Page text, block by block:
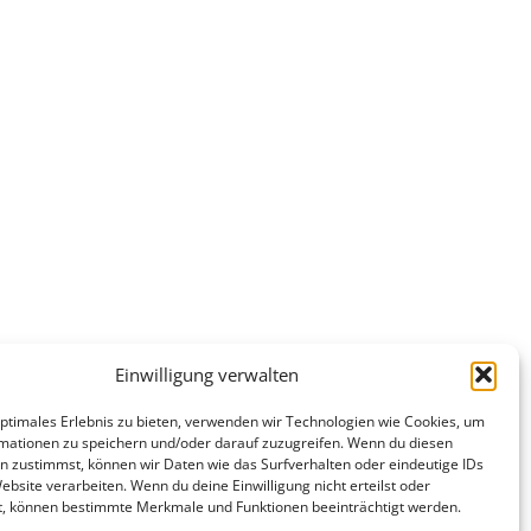
Einwilligung verwalten
Erlebnis zu bieten, verwenden wir Technologien wie Cookies, um
zu speichern und/oder darauf zuzugreifen. Wenn du diesen
zustimmst, können wir Daten wie das Surfverhalten oder eindeutige IDs
verarbeiten. Wenn du deine Einwilligung nicht erteilst oder
können bestimmte Merkmale und Funktionen beeinträchtigt werden.